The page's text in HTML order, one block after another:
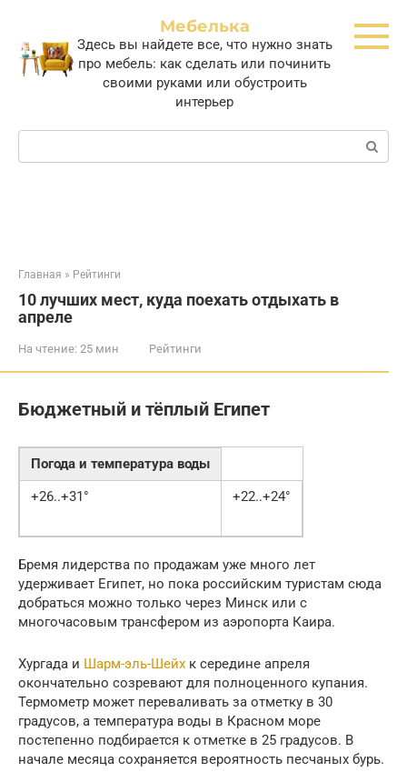
контенту
Мебелька
Здесь вы найдете все, что нужно знать
про мебель: как сделать или починить
своими руками или обустроить
интерьер
Поиск:
Главная » Рейтинги
10 лучших мест, куда поехать отдыхать в
апреле
На чтение: 25 мин Рейтинги
Бюджетный и тёплый Египет
Погода и температура воды
+26..+31°
+22..+24°
Бремя лидерства по продажам уже много лет
удерживает Египет, но пока российским туристам сюда
добраться можно только через Минск или с
многочасовым трансфером из аэропорта Каира.
Хургада и Шарм-эль-Шейх к середине апреля
окончательно созревают для полноценного купания.
Термометр может переваливать за отметку в 30
градусов, а температура воды в Красном море
постепенно подбирается к отметке в 25 градусов. В
начале месяца сохраняется вероятность песчаных бурь.